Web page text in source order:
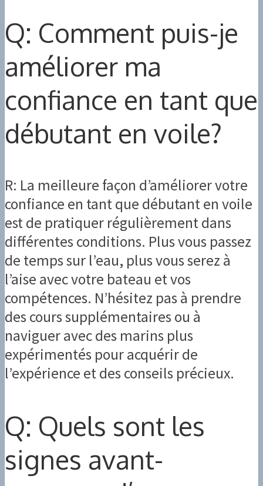
Q: Comment puis-je
améliorer ma
confiance en tant que
débutant en voile?
R: La meilleure façon d’améliorer votre
confiance en tant que débutant en voile
est de pratiquer régulièrement dans
différentes conditions. Plus vous passez
de temps sur l’eau, plus vous serez à
l’aise avec votre bateau et vos
compétences. N’hésitez pas à prendre
des cours supplémentaires ou à
naviguer avec des marins plus
expérimentés pour acquérir de
l’expérience et des conseils précieux.
Q: Quels sont les
signes avant-